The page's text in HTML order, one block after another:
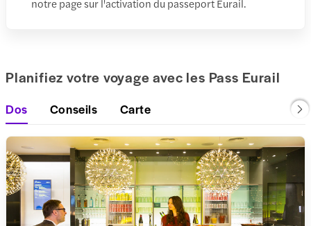
Planifiez votre voyage avec les Pass Eurail
Dos Conseils Carte